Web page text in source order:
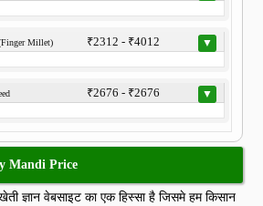
Millet) ₹2312 - ₹4012 ▼
₹2676 - ₹2676 ▼
Mandi Price
ज्ञान वेबसाइट का एक हिस्सा है जिसमे हम किसान